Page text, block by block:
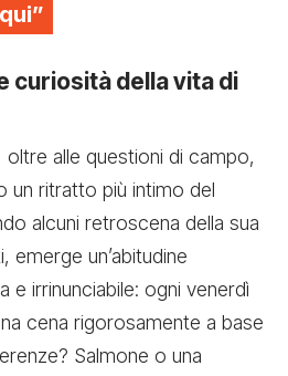
curiosità della vita di
oltre alle questioni di campo,
un ritratto più intimo del
alcuni retroscena della sua
emerge un’abitudine
e irrinunciabile: ogni venerdì
cena rigorosamente a base
Salmone o una